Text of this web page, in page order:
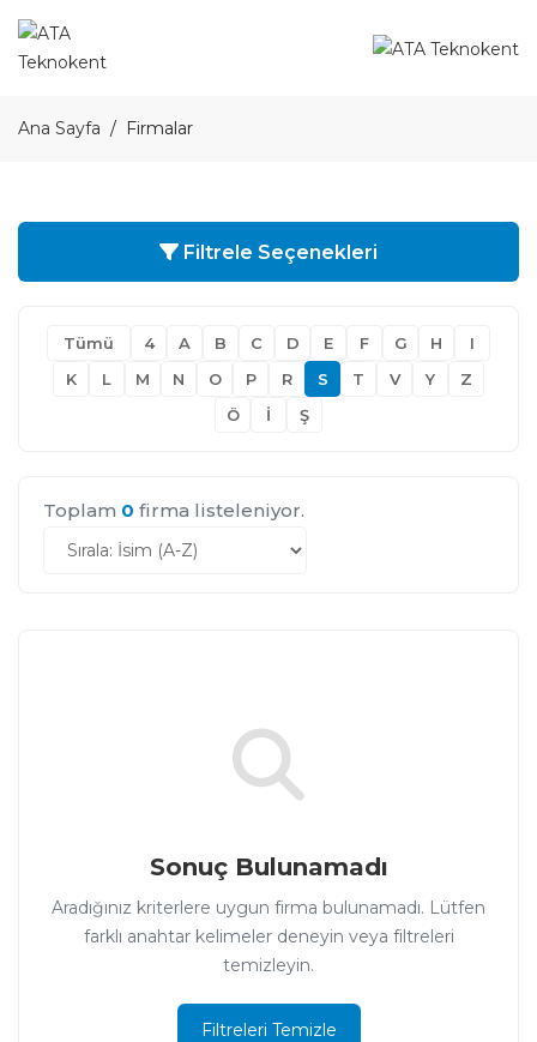
Ana Sayfa Firmalar
Filtrele Seçenekleri
Tümü 4 A B C D E F G H
I
K
L M N O P R S T V Y
Z
Ö
İ Ş
Toplam 0 firma listeleniyor.
Sonuç Bulunamadı
Aradığınız kriterlere uygun firma bulunamadı. Lütfen
farklı anahtar kelimeler deneyin veya filtreleri
temizleyin.
Filtreleri Temizle